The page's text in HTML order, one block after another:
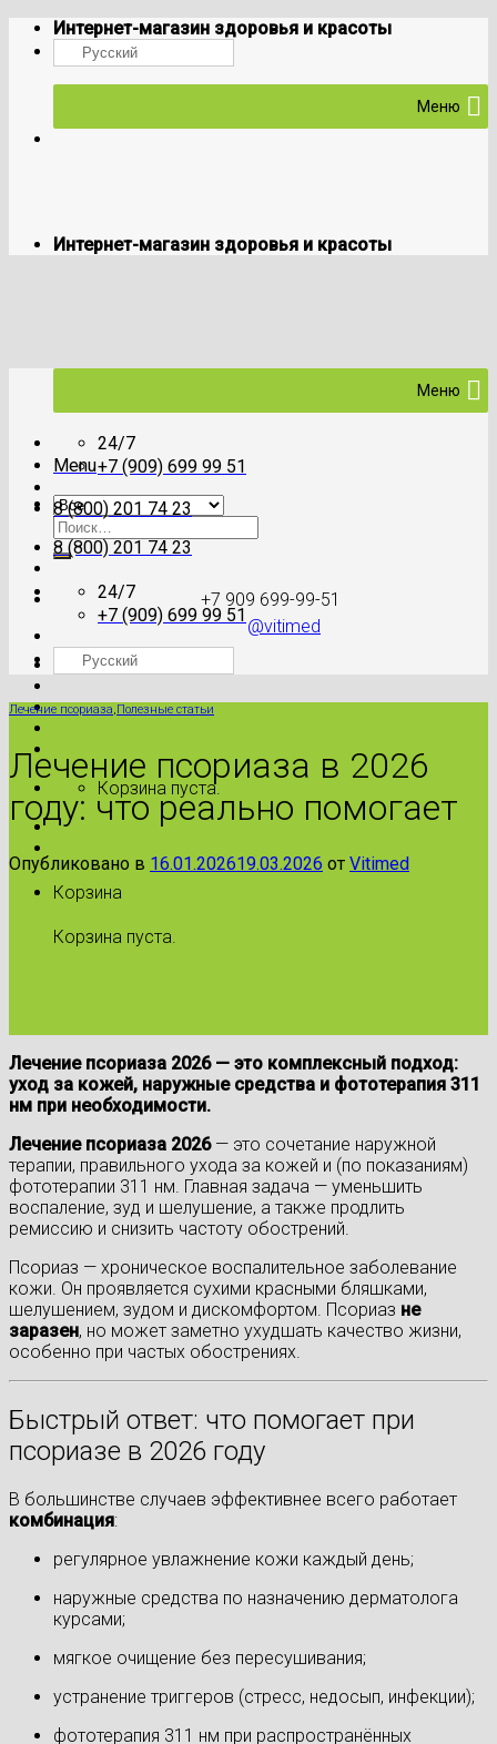
Skip
content
Интернет-магазин здоровья и красоты
Русский
Меню
Интернет-магазин здоровья и красоты
Menu
Искать:
+7 909 699-99-51
@vitimed
Где моя посылка?
Корзина пуста.
Корзина
Корзина пуста.
Меню
24/7
+7 (909) 699 99 51
8 (800) 201 74 23
8 (800) 201 74 23
24/7
+7 (909) 699 99 51
Русский
Лечение псориаза, Полезные статьи
Лечение псориаза в 2026
году: что реально помогает
Опубликовано в 16.01.202619.03.2026 от Vitimed
Лечение псориаза 2026 — это комплексный подход:
уход за кожей, наружные средства и фототерапия 311
нм при необходимости.
Лечение псориаза 2026— это сочетание наружной
терапии, правильного ухода за кожей и (по показаниям)
фототерапии 311 нм. Главная задача — уменьшить
воспаление, зуд и шелушение, а также продлить
ремиссию и снизить частоту обострений.
Псориаз — хроническое воспалительное заболевание
кожи. Он проявляется сухими красными бляшками,
шелушением, зудом и дискомфортом. Псориаз не
заразен, но может заметно ухудшать качество жизни,
особенно при частых обострениях.
Быстрый ответ: что помогает при
псориазе в 2026 году
В большинстве случаев эффективнее всего работает
комбинация:
регулярное увлажнение кожи каждый день;
наружные средства по назначению дерматолога
курсами;
мягкое очищение без пересушивания;
устранение триггеров (стресс, недосып, инфекции);
фототерапия 311 нм при распространённых